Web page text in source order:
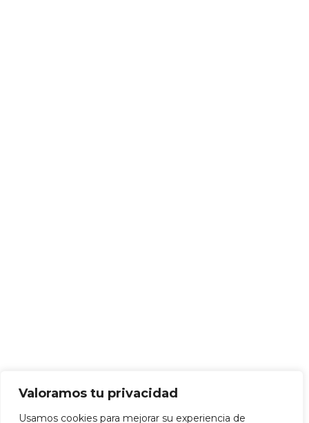
Valoramos tu privacidad
Usamos cookies para mejorar su experiencia de